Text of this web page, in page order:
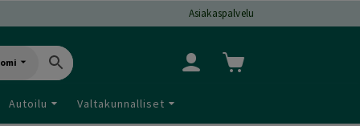
Asiakaspalvelu
Autoilu Valtakunnalliset